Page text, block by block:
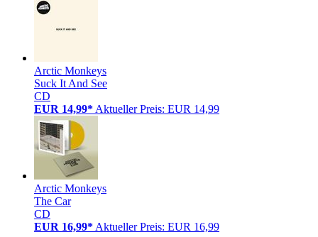
Arctic Monkeys
Suck It And See
CD
EUR 14,99* Aktueller Preis: EUR 14,99
Arctic Monkeys
The Car
CD
EUR 16,99* Aktueller Preis: EUR 16,99